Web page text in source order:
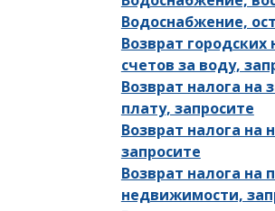
Водоснабжение,
Возврат городских
счетов за воду,
Возврат налога на
плату, запросите
Возврат налога на
запросите
Возврат налога на
недвижимости,